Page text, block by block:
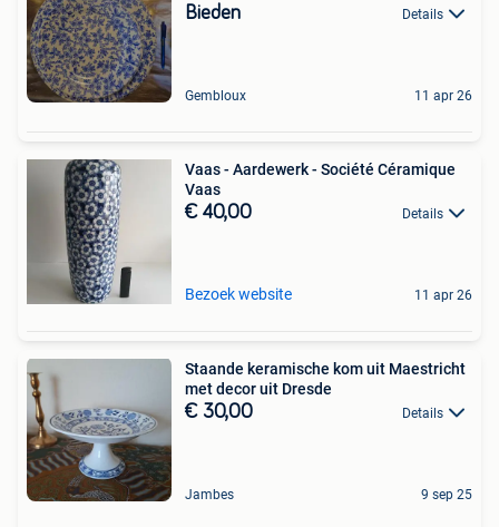
Bieden Details
Gembloux 11 apr 26
Vaas - Aardewerk - Société Céramique
Vaas
€ 40,00 Details
Bezoek website 11 apr 26
Staande keramische kom uit Maestricht
met decor uit Dresde
€ 30,00 Details
Jambes 9 sep 25